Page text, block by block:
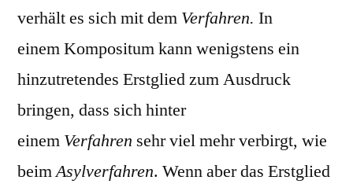
verhält es sich mit dem Verfahren. In
einem Kompositum kann wenigstens ein
hinzutretendes Erstglied zum Ausdruck
bringen, dass sich hinter
einem Verfahren sehr viel mehr verbirgt, wie
beimAsylverfahren. Wenn aber das Erstglied